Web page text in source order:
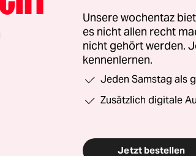
Unsere wochentaz
es nicht allen recht
nicht gehört werden.
kennenlernen.
Jeden Samstag als
Zusätzlich digitale
Jetzt bestellen